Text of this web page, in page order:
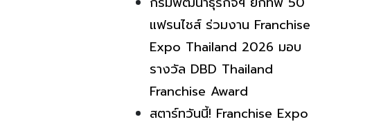
แฟรนไชส์ ร่วมงาน Franchise
Expo Thailand 2026 มอบ
รางวัล DBD Thailand
Franchise Award
สตาร์ทวันนี้! Franchise Expo